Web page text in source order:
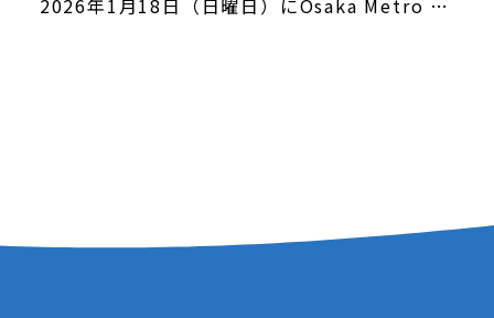
2026年1月18日（日曜日）にOsaka Metro 中